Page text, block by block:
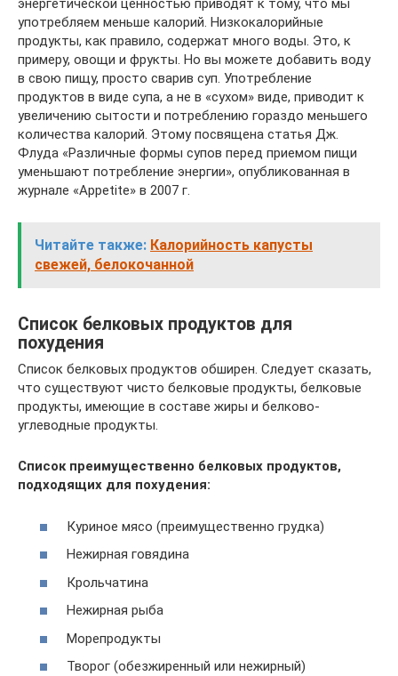
энергетической ценностью приводят к тому, что мы
употребляем меньше калорий. Низкокалорийные
продукты, как правило, содержат много воды. Это, к
примеру, овощи и фрукты. Но вы можете добавить воду
в свою пищу, просто сварив суп. Употребление
продуктов в виде супа, а не в «сухом» виде, приводит к
увеличению сытости и потреблению гораздо меньшего
количества калорий. Этому посвящена статья Дж.
Флуда «Различные формы супов перед приемом пищи
уменьшают потребление энергии», опубликованная в
журнале «Appetite» в 2007 г.
Читайте также: Калорийность капусты
свежей, белокочанной
Список белковых продуктов для
похудения
Список белковых продуктов обширен. Следует сказать,
что существуют чисто белковые продукты, белковые
продукты, имеющие в составе жиры и белково-
углеводные продукты.
Список преимущественно белковых продуктов,
подходящих для похудения:
Куриное мясо (преимущественно грудка)
Нежирная говядина
Крольчатина
Нежирная рыба
Морепродукты
Творог (обезжиренный или нежирный)